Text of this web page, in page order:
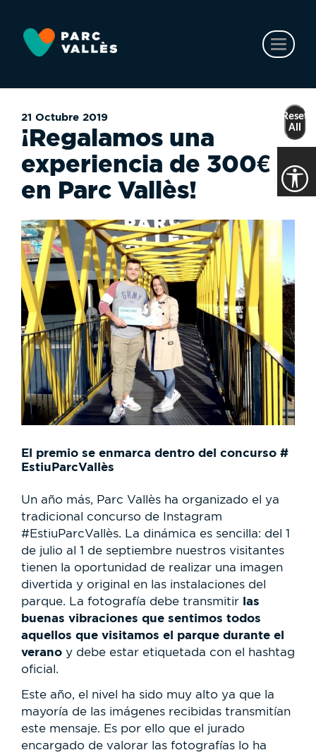
contenido
principal
21 Octubre 2019
¡Regalamos una
experiencia de 300€
en Parc Vallès!
El premio se enmarca dentro del concurso #
EstiuParcVallès
Un año más, Parc Vallès ha organizado el ya
tradicional concurso de Instagram
#EstiuParcVallès. La dinámica es sencilla: del 1
de julio al 1 de septiembre nuestros visitantes
tienen la oportunidad de realizar una imagen
divertida y original en las instalaciones del
parque. La fotografía debe transmitir las
buenas vibraciones que sentimos todos
aquellos que visitamos el parque durante el
verano y debe estar etiquetada con el hashtag
oficial.
Este año, el nivel ha sido muy alto ya que la
mayoría de las imágenes recibidas transmitían
este mensaje. Es por ello que el jurado
encargado de valorar las fotografías lo ha
Reset
All